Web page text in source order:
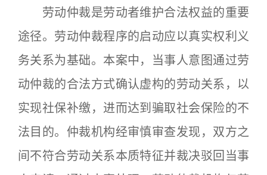
劳动仲裁是劳动者维护合法权益的重要
途径。劳动仲裁程序的启动应以真实权利义
务关系为基础。本案中，当事人意图通过劳
动仲裁的合法方式确认虚构的劳动关系，以
实现社保补缴，进而达到骗取社会保险的不
法目的。仲裁机构经审慎审查发现，双方之
间不符合劳动关系本质特征并裁决驳回当事